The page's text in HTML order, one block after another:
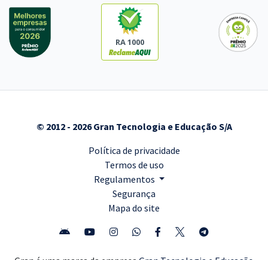
RA 1000
© 2012 - 2026 Gran Tecnologia e Educação S/A
Política de privacidade
Termos de uso
Regulamentos
Segurança
Mapa do site